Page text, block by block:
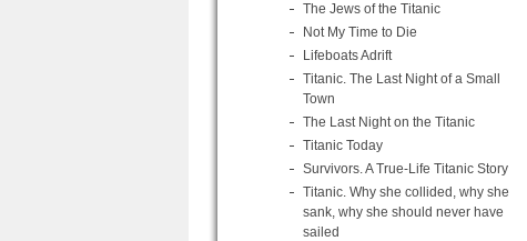
The Jews of the Titanic
Not My Time to Die
Lifeboats Adrift
Titanic. The Last Night of a Small
Town
The Last Night on the Titanic
Titanic Today
Survivors. A True-Life Titanic Story
Titanic. Why she collided, why she
sank, why she should never have
sailed